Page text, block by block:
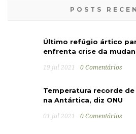
POSTS
Último refúgio ártico
enfrenta crise da
19 jul 2021 0 Comentários
Temperatura recorde
na Antártica, diz ONU
01 jul 2021 0 Comentários